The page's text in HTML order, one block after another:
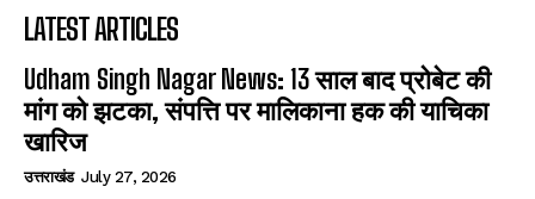
LATEST ARTICLES
Udham Singh Nagar News: 13 साल बाद प्रोबेट की
मांग को झटका, संपत्ति पर मालिकाना हक की याचिका
खारिज
उत्तराखंड July 27, 2026